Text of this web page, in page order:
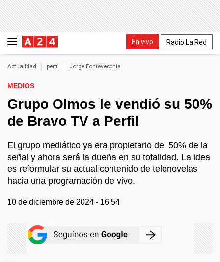
En vivo Radio La Red
Actualidad perfil Jorge Fontevecchia
MEDIOS
Grupo Olmos le vendió su 50%
de Bravo TV a Perfil
El grupo mediático ya era propietario del 50% de la
señal y ahora será la dueña en su totalidad. La idea
es reformular su actual contenido de telenovelas
hacia una programación de vivo.
10 de diciembre de 2024 - 16:54